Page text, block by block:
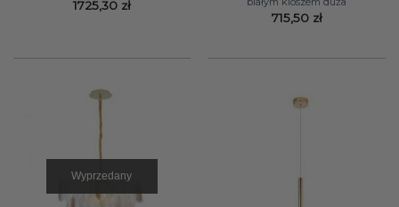
1725,30 zł
715,50 zł
Wyprzedany